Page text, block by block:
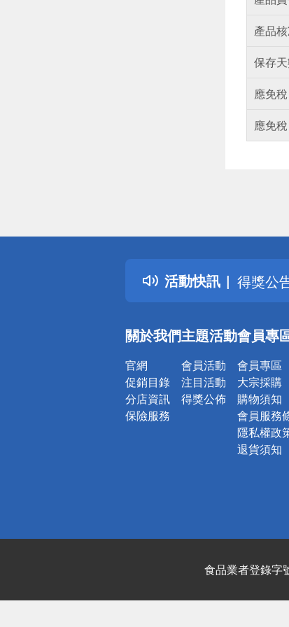
產品
保存
應免稅
應免稅
活動快訊
詐騙網
得獎公
熱門話
銀行優
詐騙網
關於我們
官網
促銷目錄
分店資訊
保險服務
主題活動
會員活動
注目活動
得獎公佈
會員專
會員專區
大宗採購
購物須知
會員服務
隱私權政
退貨須知
食品業者登錄字